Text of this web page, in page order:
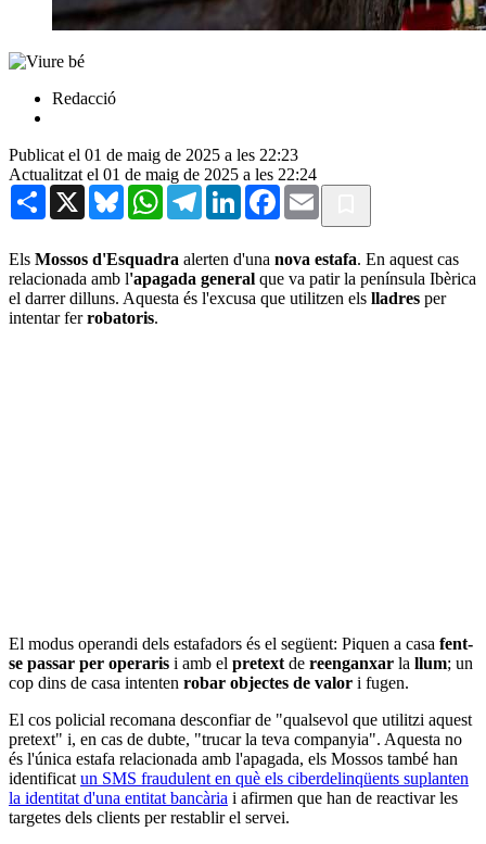
Redacció
Publicat el 01 de maig de 2025 a les 22:23
Actualitzat el 01 de maig de 2025 a les 22:24
Share X BlueskyWhatsAppTelegramLinkedInFacebook
Email
Els Mossos d'Esquadra alerten d'una nova estafa. En aquest cas
relacionada amb l'apagada general que va patir la península Ibèrica
el darrer dilluns. Aquesta és l'excusa que utilitzen els lladres per
intentar ferrobatoris.
El modus operandi dels estafadors és el següent: Piquen a casa fent-
se passar per operaris i amb el pretext de reenganxar la llum; un
cop dins de casa intenten robar objectes de valor i fugen.
El cos policial recomana desconfiar de "qualsevol que utilitzi aquest
pretext" i, en cas de dubte, "trucar la teva companyia". Aquesta no
és l'única estafa relacionada amb l'apagada, els Mossos també han
identificat un SMS fraudulent en què els ciberdelinqüents suplanten
la identitat d'una entitat bancària i afirmen que han de reactivar les
targetes dels clients per restablir el servei.